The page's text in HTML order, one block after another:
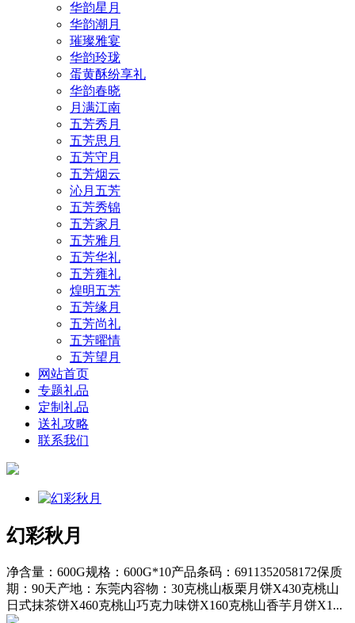
华韵星月
华韵潮月
璀璨雅宴
华韵玲珑
蛋黄酥纷享礼
华韵春晓
月满江南
五芳秀月
五芳思月
五芳守月
五芳烟云
沁月五芳
五芳秀锦
五芳家月
五芳雅月
五芳华礼
五芳雍礼
煌明五芳
五芳缘月
五芳尚礼
五芳曜情
五芳望月
网站首页
专题礼品
定制礼品
送礼攻略
联系我们
幻彩秋月
净含量：600G规格：600G*10产品条码：6911352058172保质
期：90天产地：东莞内容物：30克桃山板栗月饼X430克桃山
日式抹茶饼X460克桃山巧克力味饼X160克桃山香芋月饼X1...